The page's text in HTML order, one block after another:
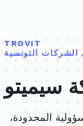
TROVIT
الشركات التونسية
سيميتو
المحدودة،